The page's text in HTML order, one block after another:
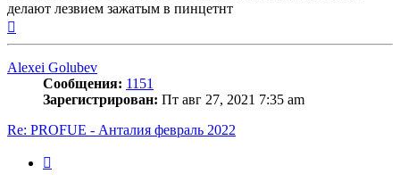
делают лезвием зажатым в пинцетнт
Alexei Golubev
Сообщения: 1151
Зарегистрирован: Пт авг 27, 2021 7:35 am
Re: PROFUE - Анталия февраль 2022